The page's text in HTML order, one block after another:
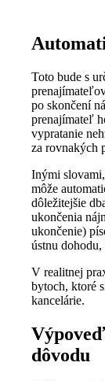
Toto bude s
po skončení
prenajímateľ
vypratanie
za rovnakých
Inými
môže
dôležitejšie
ukončenia
ukončenie)
ústnu dohodu,
V realitnej
bytoch, ktoré
kancelárie.
dôvodu